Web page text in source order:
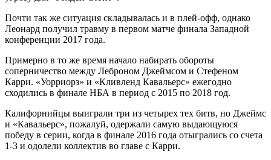
Почти так же ситуация складывалась и в плей-офф, однако
Леонард получил травму в первом матче финала Западной
конференции 2017 года.
Примерно в то же время начало набирать обороты
соперничество между Леброном Джеймсом и Стефеном
Карри. «Уорриорз» и «Кливленд Кавальерс» ежегодно
сходились в финале НБА в период с 2015 по 2018 год.
Калифорнийцы выиграли три из четырех тех битв, но Джеймс
и «Кавальерс», пожалуй, одержали самую выдающуюся
победу в серии, когда в финале 2016 года отыгрались со счета
1-3 и одолели коллектив во главе с Карри.